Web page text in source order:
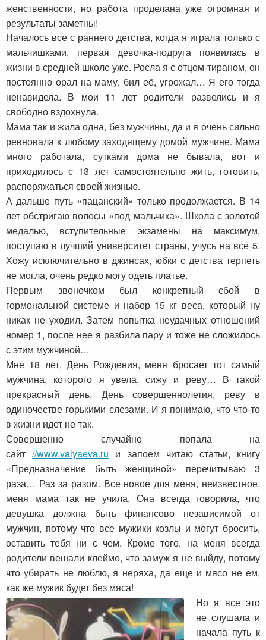
женственности, но работа проделана уже огромная и
результаты заметны!
Началось все с раннего детства, когда я играла только с
мальчишками, первая девочка-подруга появилась в
жизни в средней школе уже. Росла я с отцом-тираном, он
постоянно орал на маму, бил её, угрожал… Я его тогда
ненавидела. В мои 11 лет родители развелись и я
свободно вздохнула.
Мама так и жила одна, без мужчины, да и я очень сильно
ревновала к любому заходящему домой мужчине. Мама
много работала, сутками дома не бывала, вот и
приходилось с 13 лет самостоятельно жить, готовить,
распоряжаться своей жизнью.
А дальше путь «пацанский» только продолжается. В 14
лет обстригаю волосы «под мальчика». Школа с золотой
медалью, вступительные экзамены на максимум,
поступаю в лучший университет страны, учусь на все 5.
Хожу исключительно в джинсах, юбки с детства терпеть
не могла, очень редко могу одеть платье.
Первым звоночком был конкретный сбой в
гормональной системе и набор 15 кг веса, который ну
никак не уходил. Затем попытка неудачных отношений
номер 1, после нее я разбила пару и тоже не сложилось
с этим мужчиной…
Мне 18 лет, День Рождения, меня бросает тот самый
мужчина, которого я увела, сижу и реву… В такой
прекрасный день, День совершеннолетия, реву в
одиночестве горькими слезами. И я понимаю, что что-то
в жизни идет не так.
Совершенно случайно попала на
сайт//www.valyaeva.ru и запоем читаю статьи, книгу
«Предназначение быть женщиной» перечитываю 3
раза… Раз за разом. Все новое для меня, неизвестное,
меня мама так не учила. Она всегда говорила, что
девушка должна быть финансово независимой от
мужчин, потому что все мужики козлы и могут бросить,
оставить тебя ни с чем. Кроме того, на меня всегда
родители вешали клеймо, что замуж я не выйду, потому
что убирать не люблю, я неряха, да еще и мясо не ем,
как же мужик будет без мяса!
Но я все это
не слушала и
начала путь к